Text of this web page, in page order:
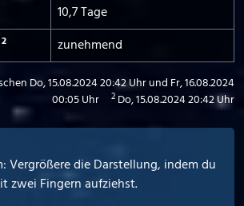
10,7 Tage
2 zunehmend
Do, 15.08.2024 20:42 Uhr und Fr, 16.08.2024
00:05 Uhr
2 Do, 15.08.2024 20:42 Uhr
Vergrößere die Darstellung, indem du
zwei Fingern aufziehst.